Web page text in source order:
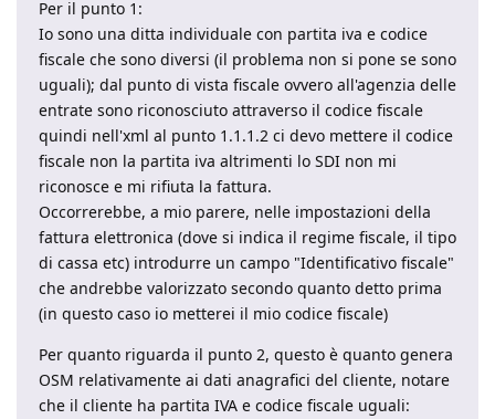
Per il punto 1:
Io sono una ditta individuale con partita iva e codice
fiscale che sono diversi (il problema non si pone se sono
uguali); dal punto di vista fiscale ovvero all'agenzia delle
entrate sono riconosciuto attraverso il codice fiscale
quindi nell'xml al punto 1.1.1.2 ci devo mettere il codice
fiscale non la partita iva altrimenti lo SDI non mi
riconosce e mi rifiuta la fattura.
Occorrerebbe, a mio parere, nelle impostazioni della
fattura elettronica (dove si indica il regime fiscale, il tipo
di cassa etc) introdurre un campo "Identificativo fiscale"
che andrebbe valorizzato secondo quanto detto prima
(in questo caso io metterei il mio codice fiscale)
Per quanto riguarda il punto 2, questo è quanto genera
OSM relativamente ai dati anagrafici del cliente, notare
che il cliente ha partita IVA e codice fiscale uguali: